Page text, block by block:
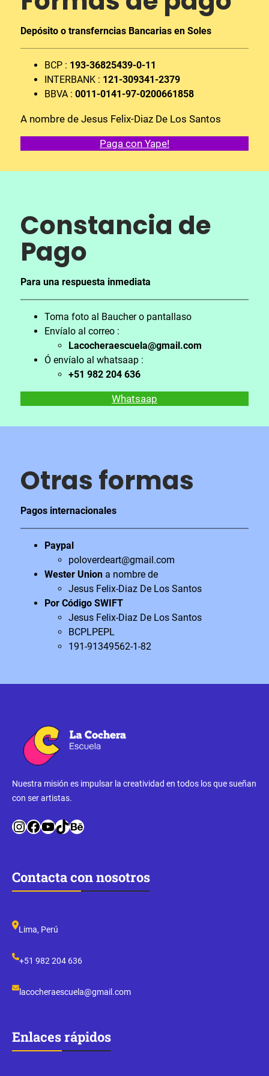
Depósito o transferncias Bancarias en Soles
BCP : 193-36825439-0-11
INTERBANK : 121-309341-2379
BBVA : 0011-0141-97-0200661858
A nombre de Jesus Felix-Diaz De Los Santos
Paga con Yape!
Constancia de
Pago
Para una respuesta inmediata
Toma foto al Baucher o pantallaso
Envíalo al correo :
Lacocheraescuela@gmail.com
Ó envíalo al whatsaap :
+51 982 204 636
Whatsaap
Otras formas
Pagos internacionales
Paypal
poloverdeart@gmail.com
Wester Union a nombre de
Jesus Felix-Diaz De Los Santos
Por Código SWIFT
Jesus Felix-Diaz De Los Santos
BCPLPEPL
191-91349562-1-82
Nuestra misión es impulsar la creatividad en todos los que sueñan
con ser artistas.
InstagramFacebook YouTube TikTok Behance
Contacta con nosotros
Lima, Perú
+51 982 204 636
lacocheraescuela@gmail.com
Enlaces rápidos